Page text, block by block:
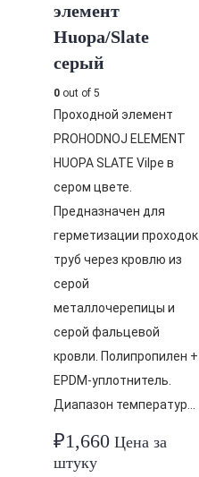
элемент
Huopa/Slate
серый
0 out of 5
Проходной элемент
PROHODNOJ ELEMENT
HUOPA SLATE Vilpe в
сером цвете.
Предназначен для
герметизации проходок
труб через кровлю из
серой
металлочерепицы и
серой фальцевой
кровли. Полипропилен +
EPDM-уплотнитель.
Диапазон температур…
₽1,660 Цена за
штуку